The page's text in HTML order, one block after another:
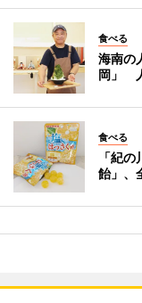
食べる
海南の
岡」
食べる
「紀
飴」、